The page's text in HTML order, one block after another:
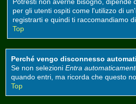
per gli utenti ospiti come l'utilizzo di
registrarti e quindi ti raccomandiamo di
Top
Perché vengo disconnesso
Se non selezioni Entra
quando entri, ma ricorda che questo
Top